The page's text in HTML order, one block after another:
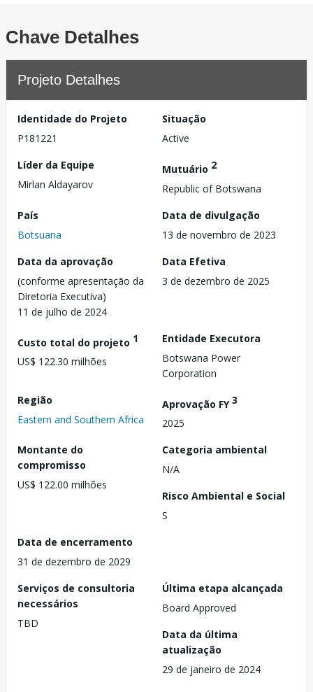
Chave Detalhes
Projeto Detalhes
Identidade do Projeto
P181221
Situação
Active
Líder da Equipe
Mirlan Aldayarov
Mutuário 2
Republic of Botswana
País
Botsuana
Data de divulgação
13 de novembro de 2023
Data da aprovação
(conforme apresentação da
Diretoria Executiva)
11 de julho de 2024
Data Efetiva
3 de dezembro de 2025
Custo total do projeto 1
US$ 122.30 milhões
Entidade Executora
Botswana Power
Corporation
Região
Eastern and Southern Africa
Aprovação FY3
2025
Montante do
compromisso
US$ 122.00 milhões
Categoria ambiental
N/A
Risco Ambiental e Social
S
Data de encerramento
31 de dezembro de 2029
Serviços de consultoria
necessários
TBD
Última etapa alcançada
Board Approved
Data da última
atualização
29 de janeiro de 2024